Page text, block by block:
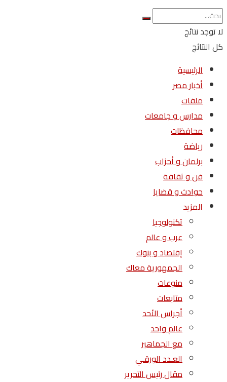
لا توجد نتائج
كل النتائج
الرئيسية
أخبار مصر
ملفات
مدارس و جامعات
محافظات
رياضة
برلمان و أحزاب
فن و ثقافة
حوادث و قضايا
المزيد
تكنولوجيا
عرب و عالم
إقتصاد و بنوك
الجمهورية معاك
منوعات
متابعات
أجراس الأحد
عالم واحد
مع الجماهير
العـدد الورقـي
مقال رئيس التحرير